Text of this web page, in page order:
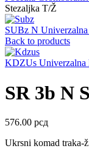
Stezaljka T/Ž
SUBz N
Back to products
KDZUs Univerzalna
SR 3b N
576.00 рсд
Ukrsni komad traka-